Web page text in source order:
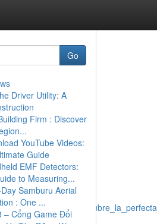
Go
Driver Utility: A
Firm : Discover
YouTube Videos:
Guide
EMF Detectors:
to Measuring...
Samburu Aerial
: One ...
– Cổng Game Đổi